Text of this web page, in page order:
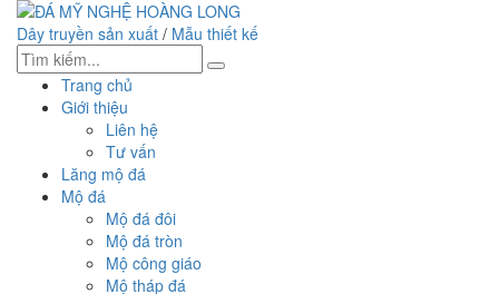
Dây truyền sản xuất / Mẫu thiết kế
Trang chủ
Giới thiệu
Liên hệ
Tư vấn
Lăng mộ đá
Mộ đá
Mộ đá đôi
Mộ đá tròn
Mộ công giáo
Mộ tháp đá